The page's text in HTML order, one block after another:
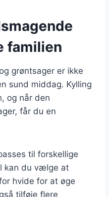
familien
grøntsager er ikke
sund middag. Kylling
og når den
får du en
til forskellige
kan du vælge at
hvide for at øge
tilføje flere